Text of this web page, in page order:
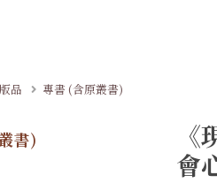
品 專書 (含原叢書)
書)
會